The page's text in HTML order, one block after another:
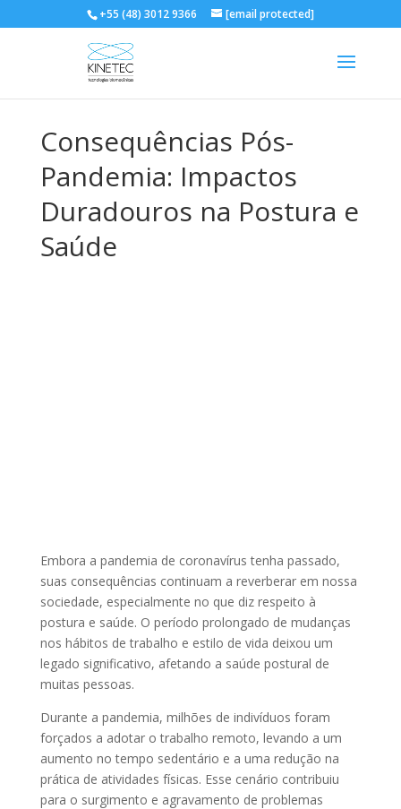
+55 (48) 3012 9366 [email protected]
Consequências Pós-
Pandemia: Impactos
Duradouros na Postura e
Saúde
Embora a pandemia de coronavírus tenha passado,
suas consequências continuam a reverberar em nossa
sociedade, especialmente no que diz respeito à
postura e saúde. O período prolongado de mudanças
nos hábitos de trabalho e estilo de vida deixou um
legado significativo, afetando a saúde postural de
muitas pessoas.
Durante a pandemia, milhões de indivíduos foram
forçados a adotar o trabalho remoto, levando a um
aumento no tempo sedentário e a uma redução na
prática de atividades físicas. Esse cenário contribuiu
para o surgimento e agravamento de problemas